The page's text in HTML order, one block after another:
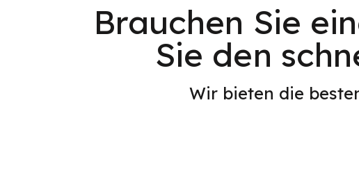
Brauchen Sie
Sie den
Wir bieten die